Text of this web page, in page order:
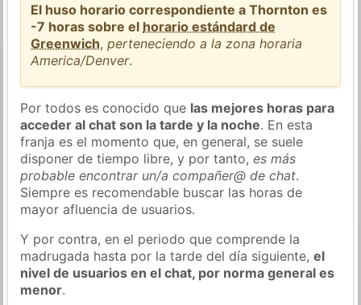
El huso horario correspondiente a Thornton es
-7 horas sobre el horario estándard de
Greenwich,perteneciendo a la zona horaria
America/Denver.
Por todos es conocido que las mejores horas para
acceder al chat son la tarde y la noche. En esta
franja es el momento que, en general, se suele
disponer de tiempo libre, y por tanto,es más
probable encontrar un/a compañer@ de chat.
Siempre es recomendable buscar las horas de
mayor afluencia de usuarios.
Y por contra, en el periodo que comprende la
madrugada hasta por la tarde del día siguiente,el
nivel de usuarios en el chat, por norma general es
menor.